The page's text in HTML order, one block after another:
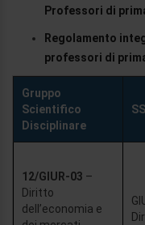
Professori di
Regolamento
professori di
Gruppo
Scientifico
Disciplinare
12/GIUR-03 –
Diritto
dell’economia e